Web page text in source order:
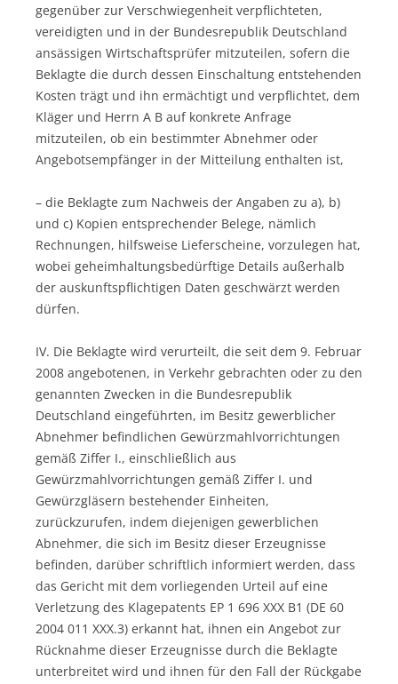
gegenüber zur Verschwiegenheit verpflichteten,
vereidigten und in der Bundesrepublik Deutschland
ansässigen Wirtschaftsprüfer mitzuteilen, sofern die
Beklagte die durch dessen Einschaltung entstehenden
Kosten trägt und ihn ermächtigt und verpflichtet, dem
Kläger und Herrn A B auf konkrete Anfrage
mitzuteilen, ob ein bestimmter Abnehmer oder
Angebotsempfänger in der Mitteilung enthalten ist,
– die Beklagte zum Nachweis der Angaben zu a), b)
und c) Kopien entsprechender Belege, nämlich
Rechnungen, hilfsweise Lieferscheine, vorzulegen hat,
wobei geheimhaltungsbedürftige Details außerhalb
der auskunftspflichtigen Daten geschwärzt werden
dürfen.
IV. Die Beklagte wird verurteilt, die seit dem 9. Februar
2008 angebotenen, in Verkehr gebrachten oder zu den
genannten Zwecken in die Bundesrepublik
Deutschland eingeführten, im Besitz gewerblicher
Abnehmer befindlichen Gewürzmahlvorrichtungen
gemäß Ziffer I., einschließlich aus
Gewürzmahlvorrichtungen gemäß Ziffer I. und
Gewürzgläsern bestehender Einheiten,
zurückzurufen, indem diejenigen gewerblichen
Abnehmer, die sich im Besitz dieser Erzeugnisse
befinden, darüber schriftlich informiert werden, dass
das Gericht mit dem vorliegenden Urteil auf eine
Verletzung des Klagepatents EP 1 696 XXX B1 (DE 60
2004 011 XXX.3) erkannt hat, ihnen ein Angebot zur
Rücknahme dieser Erzeugnisse durch die Beklagte
unterbreitet wird und ihnen für den Fall der Rückgabe